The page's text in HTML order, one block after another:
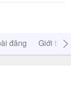
đăng Giới thiệu